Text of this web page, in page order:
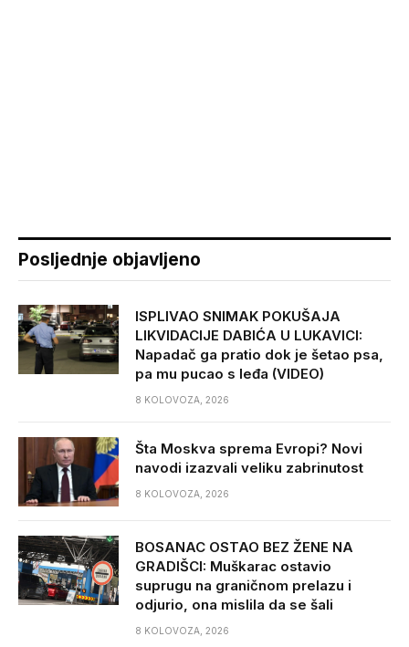
Posljednje objavljeno
ISPLIVAO SNIMAK POKUŠAJA
LIKVIDACIJE DABIĆA U LUKAVICI:
Napadač ga pratio dok je šetao psa,
pa mu pucao s leđa (VIDEO)
8 KOLOVOZA, 2026
Šta Moskva sprema Evropi? Novi
navodi izazvali veliku zabrinutost
8 KOLOVOZA, 2026
BOSANAC OSTAO BEZ ŽENE NA
GRADIŠCI: Muškarac ostavio
suprugu na graničnom prelazu i
odjurio, ona mislila da se šali
8 KOLOVOZA, 2026